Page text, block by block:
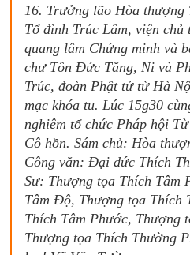
16. Trưởng lão Hòa
Tổ đình Trúc Lâm, viện chủ
quang lâm Chứng minh và
chư Tôn Đức Tăng, Ni và
Trúc, đoàn Phật tử từ Hà
mạc khóa tu. Lúc 15g30
nghiêm tổ chức Pháp hội
Cô hồn. Sám chủ: Hòa
Công văn: Đại đức Thích
Sư: Thượng tọa Thích Tâm
Tâm Độ, Thượng tọa Thích
Thích Tâm Phước, Thượng
Thượng tọa Thích Thường